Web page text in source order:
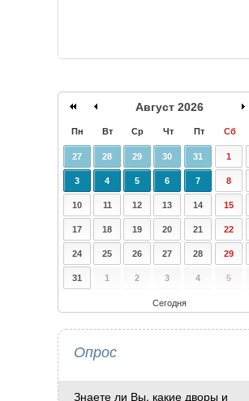
Август 2026
Пн Вт Ср Чт Пт Сб
27 28 29 30 31 1
3 4 5 6 7 8
10 11 12 13 14 15
17 18 19 20 21 22
24 25 26 27 28 29
31 1 2 3 4 5
Сегодня
Опрос
Знаете ли Вы, какие дворы и